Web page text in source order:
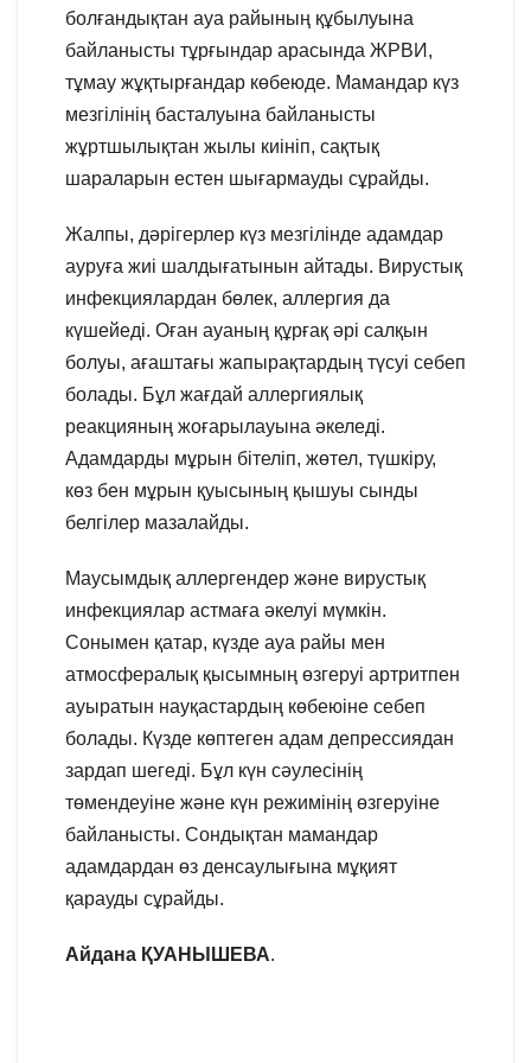
болғандықтан ауа райының құбылуына
байланысты тұрғындар арасында ЖРВИ,
тұмау жұқтырғандар көбеюде. Мамандар күз
мезгілінің басталуына байланысты
жұртшылықтан жылы киініп, сақтық
шараларын естен шығармауды сұрайды.
Жалпы, дәрігерлер күз мезгілінде адамдар
ауруға жиі шалдығатынын айтады. Вирустық
инфекциялардан бөлек, аллергия да
күшейеді. Оған ауаның құрғақ әрі салқын
болуы, ағаштағы жапырақтардың түсуі себеп
болады. Бұл жағдай аллергиялық
реакцияның жоғарылауына әкеледі.
Адамдарды мұрын бітеліп, жөтел, түшкіру,
көз бен мұрын қуысының қышуы сынды
белгілер мазалайды.
Маусымдық аллергендер және вирустық
инфекциялар астмаға әкелуі мүмкін.
Сонымен қатар, күзде ауа райы мен
атмосфералық қысымның өзгеруі артритпен
ауыратын науқастардың көбеюіне себеп
болады. Күзде көптеген адам депрессиядан
зардап шегеді. Бұл күн сәулесінің
төмендеуіне және күн режимінің өзгеруіне
байланысты. Сондықтан мамандар
адамдардан өз денсаулығына мұқият
қарауды сұрайды.
Айдана ҚУАНЫШЕВА.